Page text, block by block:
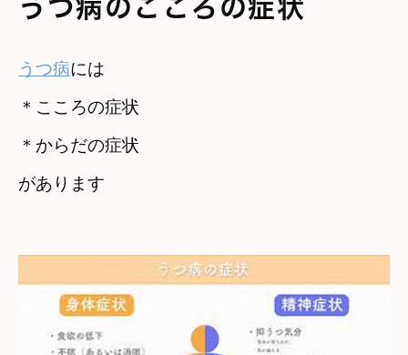
うつ病のこころの症状
うつ病には
＊こころの症状
＊からだの症状
があります